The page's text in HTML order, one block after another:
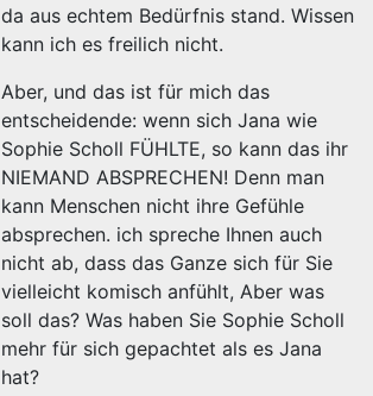
da aus echtem Bedürfnis stand. Wissen
kann ich es freilich nicht.
Aber, und das ist für mich das
entscheidende: wenn sich Jana wie
Sophie Scholl FÜHLTE, so kann das ihr
NIEMAND ABSPRECHEN! Denn man
kann Menschen nicht ihre Gefühle
absprechen. ich spreche Ihnen auch
nicht ab, dass das Ganze sich für Sie
vielleicht komisch anfühlt, Aber was
soll das? Was haben Sie Sophie Scholl
mehr für sich gepachtet als es Jana
hat?